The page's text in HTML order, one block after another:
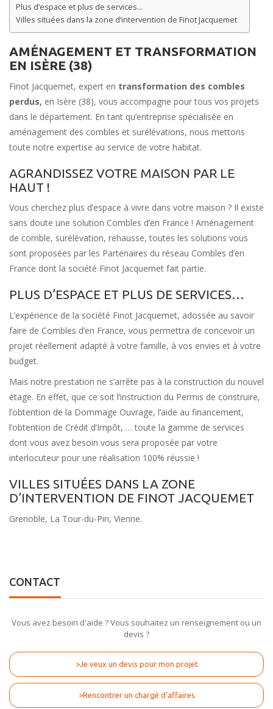
Plus d’espace et plus de services…
Villes situées dans la zone d’intervention de Finot Jacquemet
AMÉNAGEMENT ET TRANSFORMATION
EN ISÈRE (38)
Finot Jacquemet, expert en transformation des combles
perdus, en Isère (38), vous accompagne pour tous vos projets
dans le département. En tant qu’entreprise spécialisée en
aménagement des combles et surélévations, nous mettons
toute notre expertise au service de votre habitat.
AGRANDISSEZ VOTRE MAISON PAR LE
HAUT !
Vous cherchez plus d’espace à vivre dans votre maison ? Il existe
sans doute une solution Combles d’en France ! Aménagement
de comble, surélévation, rehausse, toutes les solutions vous
sont proposées par les Partenaires du réseau Combles d’en
France dont la société Finot Jacquemet fait partie.
PLUS D’ESPACE ET PLUS DE SERVICES…
L’expérience de la société Finot Jacquemet, adossée au savoir
faire de Combles d’en France, vous permettra de concevoir un
projet réellement adapté à votre famille, à vos envies et à votre
budget.
Mais notre prestation ne s’arrête pas à la construction du nouvel
étage. En effet, que ce soit l’instruction du Permis de construire,
l’obtention de la Dommage Ouvrage, l’aide au financement,
l’obtention de Crédit d’Impôt, … toute la gamme de services
dont vous avez besoin vous sera proposée par votre
interlocuteur pour une réalisation 100% réussie !
VILLES SITUÉES DANS LA ZONE
D’INTERVENTION DE FINOT JACQUEMET
Grenoble, La Tour-du-Pin, Vienne.
CONTACT
Vous avez besoin d'aide ? Vous souhaitez un renseignement ou un
devis ?
>Je veux un devis pour mon projet
>Rencontrer un chargé d'affaires